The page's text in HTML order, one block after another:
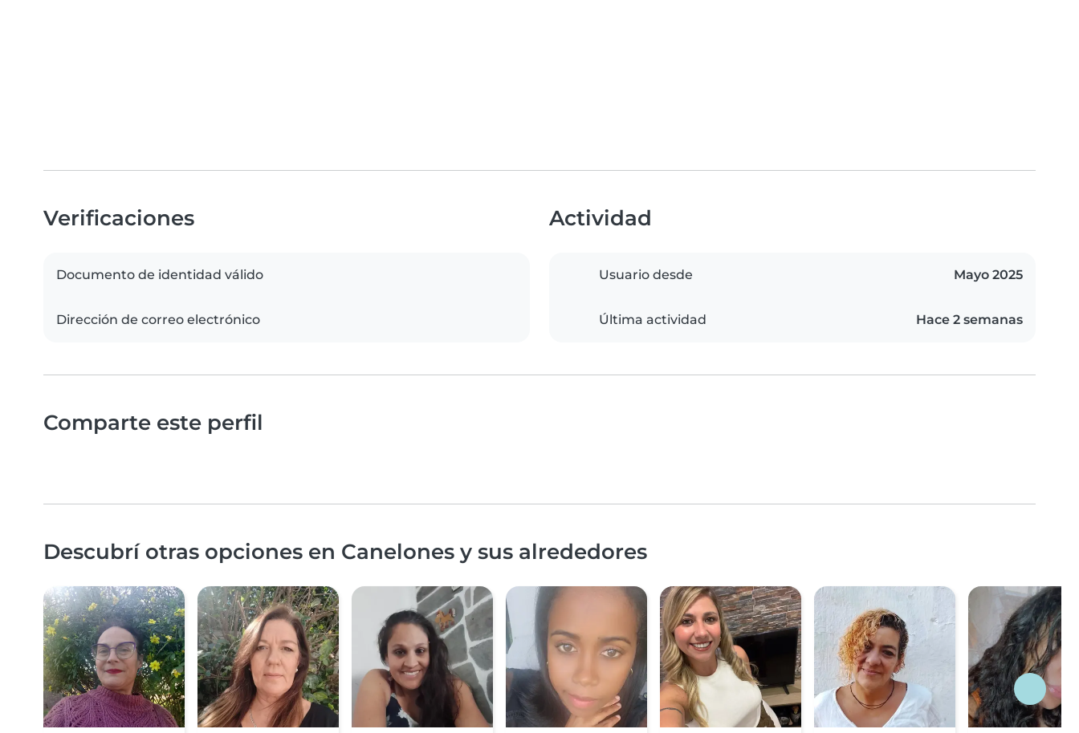
Verificaciones
Documento de identidad válido
Dirección de correo electrónico
Actividad
Usuario desde Mayo 2025
Última actividad Hace 2 semanas
Comparte este perfil
Descubrí otras opciones en Canelones y sus alrededores